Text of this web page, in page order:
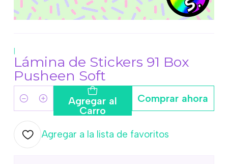
|
Lámina de Stickers 91 Box
Pusheen Soft
Cantidad Agregar al
Carro
Comprar ahora
Agregar a la lista de favoritos